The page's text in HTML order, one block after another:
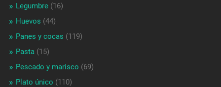
Legumbre(16)
Huevos (44)
Panes y cocas (119)
Pasta(15)
Pescado y marisco (69)
Plato único (110)